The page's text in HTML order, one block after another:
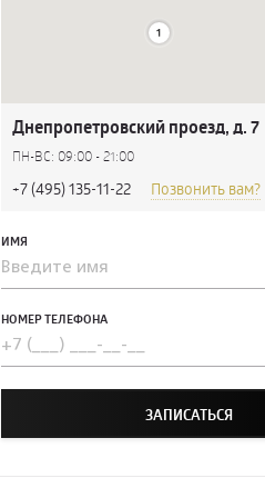
Днепропетровский проезд, д. 7
ПН-ВС: 09:00 - 21:00
+7 (495) 135-11-22 Позвонить вам?
ИМЯ
НОМЕР ТЕЛЕФОНА
ЗАПИСАТЬСЯ